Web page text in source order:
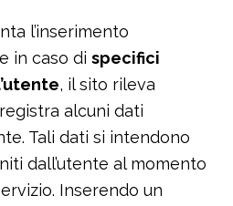
l’inserimento
in caso di specifici
, il sito rileva
alcuni dati
Tali dati si intendono
dall’utente al momento
Inserendo un